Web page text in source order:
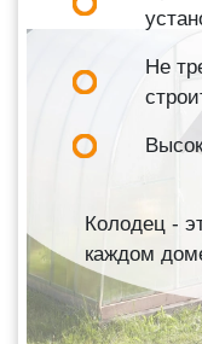
Не
Колодец -
каждом